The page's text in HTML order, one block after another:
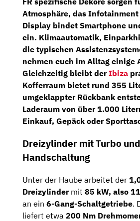
Atmosphäre, das
Display bindet Smartphone
ein. Klimaautomatik,
die typischen
nehmen euch im Alltag einige
Gleichzeitig bleibt derIbiza
Kofferraum bietet rund 355
umgeklappter Rückbank
Laderaum von über1.000
Einkauf, Gepäck oder
Dreizylinder mit Turbo und
Handschaltung
Unter der Haube arbeitet der
Dreizylindermit 85 kW, also
an ein 6-Gang-Schaltgetriebe.
liefert etwa 200 Nm